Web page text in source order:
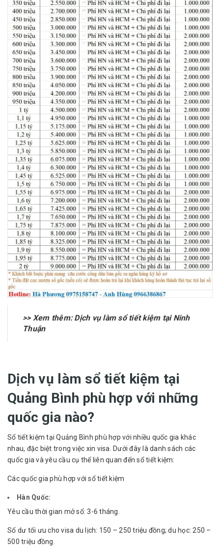
>> Xem thêm:Dịch vụ làm sổ tiết kiệm tại Ninh
Thuận
Dịch vụ làm sổ tiết kiệm tại
Quảng Bình phù hợp với những
quốc gia nào?
Sổ tiết kiệm tại Quảng Bình phù hợp với nhiều quốc gia khác
nhau, đặc biệt trong việc xin visa. Dưới đây là danh sách các
quốc gia và yêu cầu cụ thể liên quan đến sổ tiết kiệm:
Các quốc gia phù hợp với sổ tiết kiệm
Hàn Quốc:
Yêu cầu thời gian mở sổ: 3-6 tháng.
Số dư tối ưu cho visa du lịch: 150 – 250 triệu đồng; du học: 250 –
500 triệu đồng.